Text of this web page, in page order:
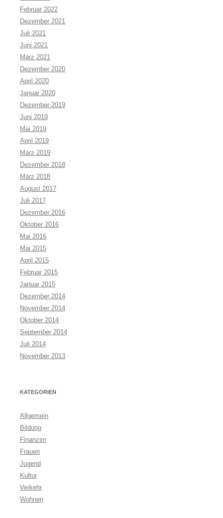
Februar 2022
Dezember 2021
Juli 2021
Juni 2021
März 2021
Dezember 2020
April 2020
Januar 2020
Dezember 2019
Juni 2019
Mai 2019
April 2019
März 2019
Dezember 2018
März 2018
August 2017
Juli 2017
Dezember 2016
Oktober 2016
Mai 2016
Mai 2015
April 2015
Februar 2015
Januar 2015
Dezember 2014
November 2014
Oktober 2014
September 2014
Juli 2014
November 2013
KATEGORIEN
Allgemein
Bildung
Finanzen
Frauen
Jugend
Kultur
Verkehr
Wohnen